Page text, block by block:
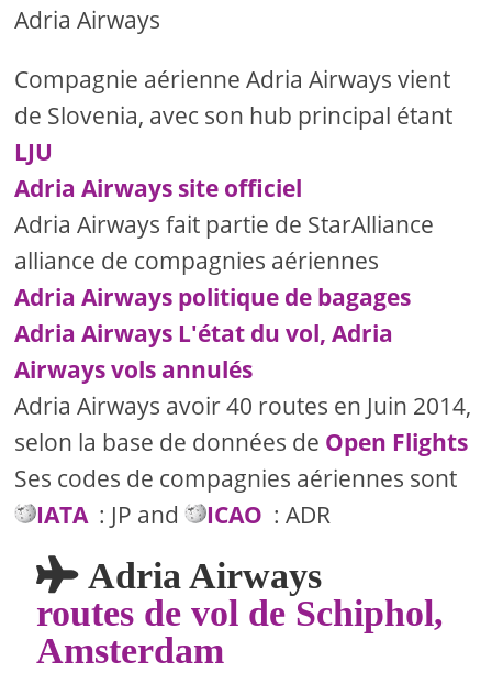
Adria Airways
Compagnie aérienne Adria Airways vient
de Slovenia, avec son hub principal étant
LJU
Adria Airways site officiel
Adria Airways fait partie de StarAlliance
alliance de compagnies aériennes
Adria Airways politique de bagages
Adria Airways L'état du vol, Adria
Airways vols annulés
Adria Airways avoir 40 routes en Juin 2014,
selon la base de données de Open Flights
Ses codes de compagnies aériennes sont
IATA: JP and ICAO : ADR
Adria Airways
routes de vol de Schiphol,
Amsterdam